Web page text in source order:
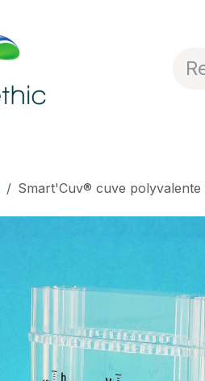
Smart'Cuv® cuve polyvalente